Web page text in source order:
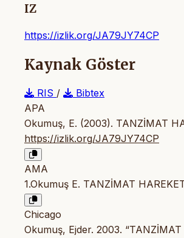
IZ
https://izlik.org/JA79JY74CP
Kaynak Göster
RIS /
Bibtex
APA
Okumuş, E. (2003). TANZİMAT
https://izlik.org/JA79JY74CP
AMA
1.Okumuş E. TANZİMAT
Chicago
Okumuş, Ejder. 2003. “TANZİMAT